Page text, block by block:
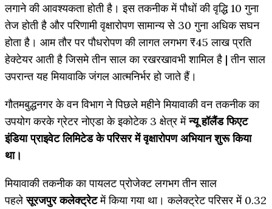
लगाने की आवश्यकता होती है। इस तकनीक में पौधों की वृद्धि 10 गुना
तेज होती है और परिणामी वृक्षारोपण सामान्य से 30 गुना अधिक सघन
होता है। आम तौर पर पौधरोपण की लागत लगभग ₹45 लाख प्रति
हेक्टेयर आती है जिसमे तीन साल का रखरखावभी शामिल है | तीन साल
उपरान्त यह मियावाकि जंगल आत्मनिर्भर हो जाते हैं।
गौतमबुद्धनगर के वन विभाग ने पिछले महीने मियावाकी वन तकनीक का
उपयोग करके ग्रेटर नोएडा के इकोटेक 3 क्षेत्र मेंन्यू हॉलैंड फिएट
इंडिया प्राइवेट लिमिटेड के परिसर में वृक्षारोपण अभियान शुरू किया
था।
मियावाकी तकनीक का पायलट प्रोजेक्ट लगभग तीन साल
पहलेसूरजपुर कलेक्ट्रेटमें किया गया था। कलेक्ट्रेट परिसर में 0.32